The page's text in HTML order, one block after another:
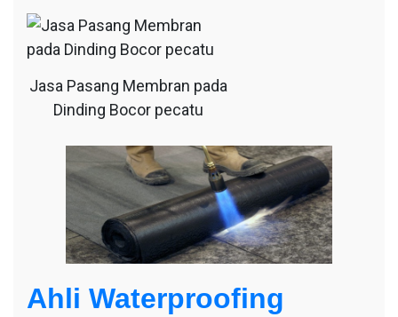
Jasa Pasang Membran pada
Dinding Bocor pecatu
Ahli Waterproofing